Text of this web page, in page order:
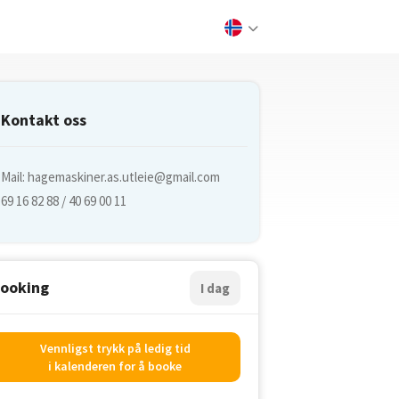
Kontakt oss
Mail: hagemaskiner.as.utleie@gmail.com
69 16 82 88 / 40 69 00 11
I dag
Vennligst trykk på ledig tid
i kalenderen for å booke